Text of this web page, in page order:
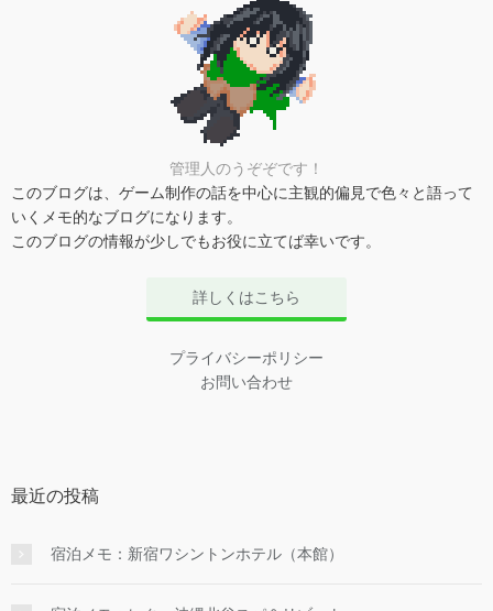
管理人のうぞぞです！
このブログは、ゲーム制作の話を中心に主観的偏見で色々と語って
いくメモ的なブログになります。
このブログの情報が少しでもお役に立てば幸いです。
詳しくはこちら
プライバシーポリシー
お問い合わせ
最近の投稿
宿泊メモ：新宿ワシントンホテル（本館）